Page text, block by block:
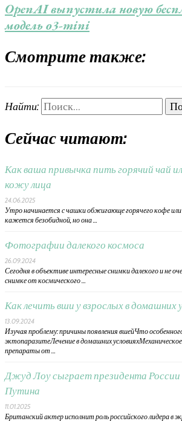
OpenAI выпустила новую
модель o3-mini
Смотрите также:
Найти:
Сейчас читают:
Как ваша привычка пить горячий чай
кожу лица
24.06.2025
Утро начинается с чашки обжигающе горячего кофе
кажется безобидной, но она …
Фотографии далекого космоса
26.09.2024
Сегодня в объективе интересные снимки далекого и не
снимке от космического …
Как лечить вши у взрослых в домашних
13.09.2024
Изучая проблему: причины появления вшейЧто
эктопаразитеЛечение в домашних
препараты от …
Джуд Лоу сыграет президента
Путина
11.01.2025
Британский актер исполнит роль российского лидера в